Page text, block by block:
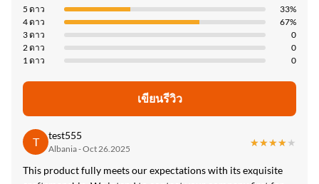
Product Name:
แผงผนังตกแต่งภายใน
Function:
กันน้ำ
Packing:
พาเลทบรรจุภัณฑ์กล่อง
กระดาษผนังมาร์มเบอร์ 8 มิลลิเมตร,
ความสามารถในการจําหน่าย:
6,000 เมตรต่อวัน
5 ดาว
33%
4 ดาว
67%
3 ดาว
0
2 ดาว
0
1 ดาว
0
เขียนรีวิว
T test555
Albania - Oct 26.2025
★★★★★
★★★★★
This product fully meets our expectations with its exquisite